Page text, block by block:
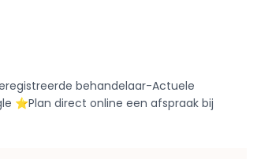
behandelaar-Actuele
⭐️Plan direct online een afspraak bij